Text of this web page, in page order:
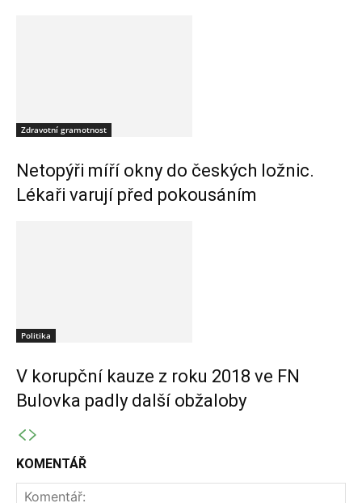
Zdravotní gramotnost
Netopýři míří okny do českých ložnic.
Lékaři varují před pokousáním
Politika
V korupční kauze z roku 2018 ve FN
Bulovka padly další obžaloby
KOMENTÁŘ